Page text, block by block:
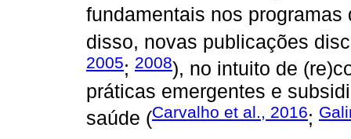
fundamentais nos programas
disso, novas publicações
2005; 2008), no intuito de
práticas emergentes e
saúde (Carvalho et al., 2016;